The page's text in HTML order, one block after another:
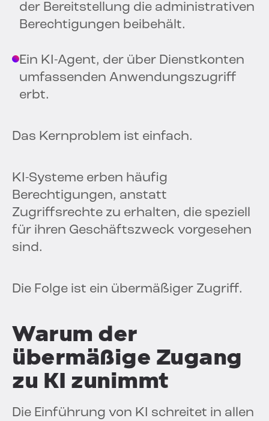
der Bereitstellung die administrativen
Berechtigungen beibehält.
Ein KI-Agent, der über Dienstkonten
umfassenden Anwendungszugriff
erbt.
Das Kernproblem ist einfach.
KI-Systeme erben häufig
Berechtigungen, anstatt
Zugriffsrechte zu erhalten, die speziell
für ihren Geschäftszweck vorgesehen
sind.
Die Folge ist ein übermäßiger Zugriff.
Warum der
übermäßige Zugang
zu KI zunimmt
Die Einführung von KI schreitet in allen